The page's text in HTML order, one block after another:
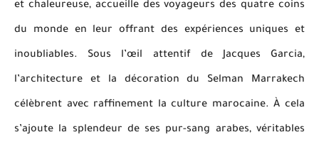
et chaleureuse, accueille des voyageurs des quatre coins
du monde en leur offrant des expériences uniques et
inoubliables. Sous l’œil attentif de Jacques Garcia,
l’architecture et la décoration du Selman Marrakech
célèbrent avec raffinement la culture marocaine. À cela
s’ajoute la splendeur de ses pur-sang arabes, véritables